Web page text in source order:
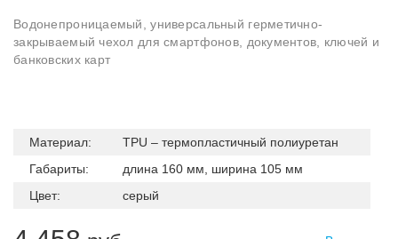
Водонепроницаемый, универсальный герметично-
закрываемый чехол для смартфонов, документов, ключей и
банковских карт
Материал:
TPU – термопластичный полиуретан
Габариты:
длина 160 мм, ширина 105 мм
Цвет:
серый